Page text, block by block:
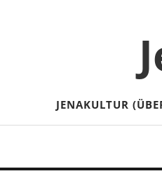
JENAKULTUR